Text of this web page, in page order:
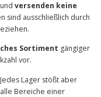
und versenden keine
sind ausschließlich durch
Sortiment gängiger
vor.
Lager stößt aber
Bereiche einer